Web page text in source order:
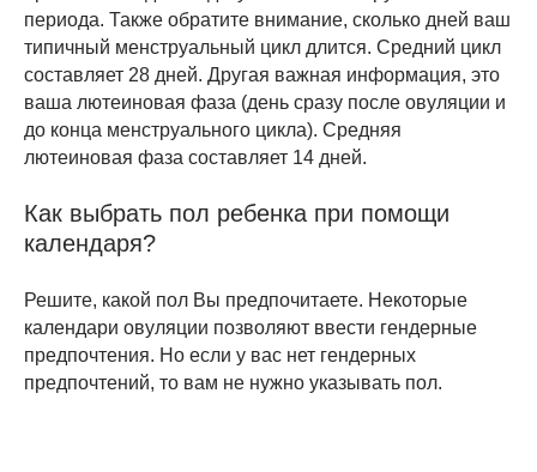
периода. Также обратите внимание, сколько дней ваш
типичный менструальный цикл длится. Средний цикл
составляет 28 дней. Другая важная информация, это
ваша лютеиновая фаза (день сразу после овуляции и
до конца менструального цикла). Средняя
лютеиновая фаза составляет 14 дней.
Как выбрать пол ребенка при помощи
календаря?
Решите, какой пол Вы предпочитаете. Некоторые
календари овуляции позволяют ввести гендерные
предпочтения. Но если у вас нет гендерных
предпочтений, то вам не нужно указывать пол.